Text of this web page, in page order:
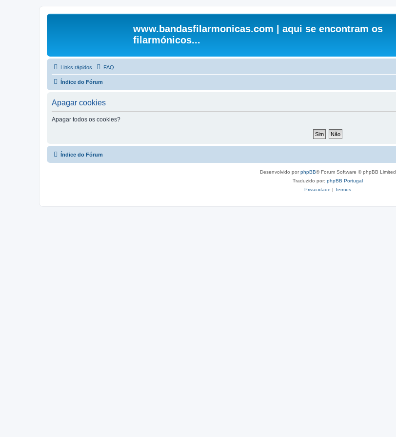
www.bandasfilarmonicas.com | aqui se encontram os
filarmónicos...
Links rápidos FAQ
Índice do Fórum
Apagar cookies
Apagar todos os cookies?
Índice do Fórum
Desenvolvido porphpBB® Forum Software © phpBB Limited
Traduzido por: phpBB Portugal
Privacidade | Termos